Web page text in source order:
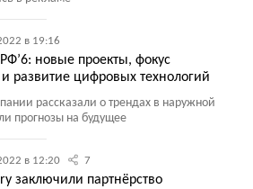
в 19:16
новые проекты, фокус
развитие цифровых технологий
рассказали о трендах в наружной
прогнозы на будущее
в 12:20 7
заключили партнёрство